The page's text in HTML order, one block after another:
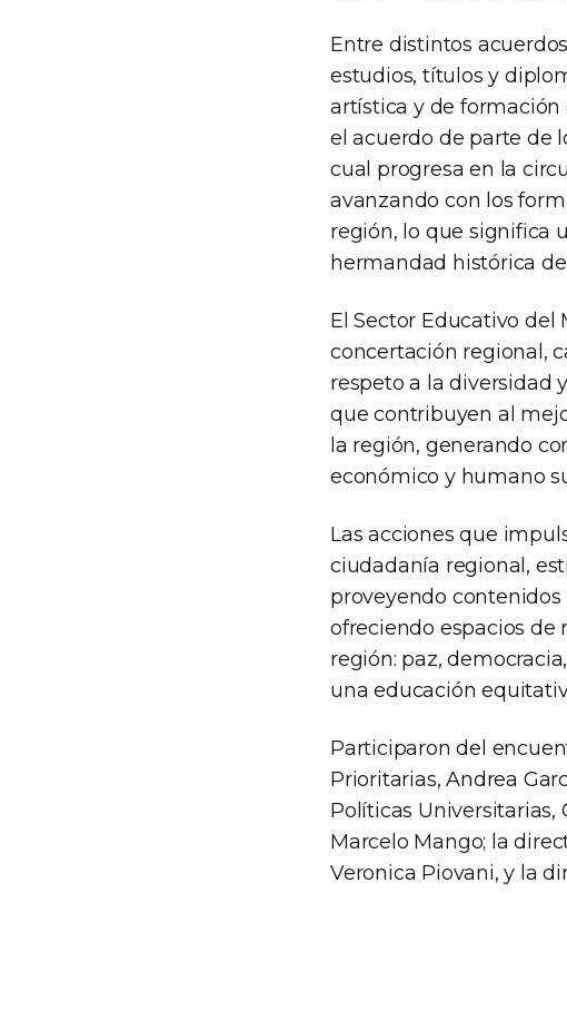
Entre distintos
estudios, títulos y
artística y de
el acuerdo de parte de
cual progresa en la
avanzando con los
región, lo que significa
hermandad histórica
El Sector Educativo del
concertación regional,
respeto a la diversidad
que contribuyen al
la región, generando
económico y humano
Las acciones que
ciudadanía regional,
proveyendo contenidos
ofreciendo espacios de
región: paz,
una educación
Participaron del
Prioritarias, Andrea
Políticas Universitarias,
Marcelo Mango; la
Veronica Piovani, y la